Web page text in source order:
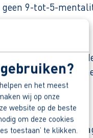
en het meest
wij op onze
website op de beste
om deze cookies
toestaan’ te klikken.
geen 9-tot-5-
familiebedrijf in
en collegiaal:
Al binnen 1